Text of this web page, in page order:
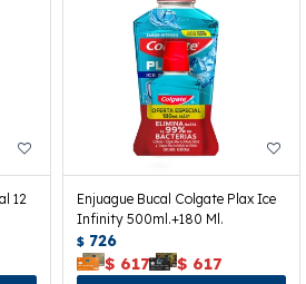
12
Enjuague Bucal Colgate Plax Ice
Infinity 500ml.+180 Ml.
$ 726
$ 617 $ 617